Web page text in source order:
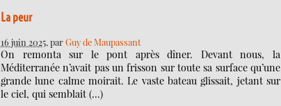
La peur
16 juin 2025, parGuy de Maupassant
On remonta sur le pont après dîner. Devant nous, la
Méditerranée n’avait pas un frisson sur toute sa surface qu’une
grande lune calme moirait. Le vaste bateau glissait, jetant sur
le ciel, qui semblait (…)